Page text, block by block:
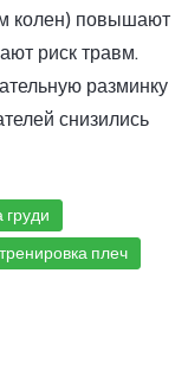
колен) повышают
риск травм.
разминку
снизились
груди
тренировка плеч